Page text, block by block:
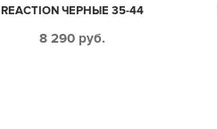
REACTION ЧЕРНЫЕ 35-44
8 290 руб.